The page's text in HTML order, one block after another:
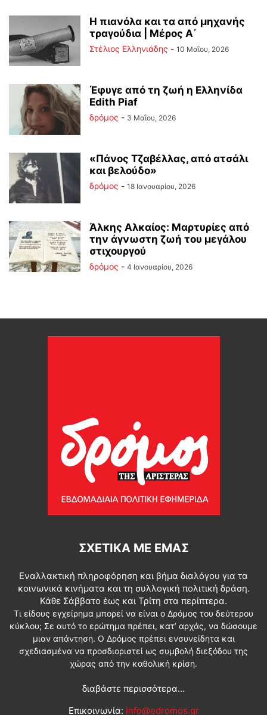
Η πιανόλα και τα από μηχανής
τραγούδια | Μέρος Α΄
Στέλιος Ελληνιάδης - 10 Μαΐου, 2026
Έφυγε από τη ζωή η Ελληνίδα
Edith Piaf
δρόμος - 3 Μαΐου, 2026
«Πάνος Τζαβέλλας, από ατσάλι
και βελούδο»
δρόμος - 18 Ιανουαρίου, 2026
Άλκης Αλκαίος: Μαρτυρίες από
την άγνωστη ζωή του μεγάλου
στιχουργού
δρόμος - 4 Ιανουαρίου, 2026
ΣΧΕΤΙΚΆ ΜΕ ΕΜΆΣ
Εναλλακτική πληροφόρηση και βήμα διαλόγου για τα
κοινωνικά κινήματα και τη συλλογική πολιτική δράση.
Κάθε Σάββατο έως και Τρίτη στα περίπτερα.
Τι είδους εγχείρημα μπορεί να είναι ο Δρόμος του δεύτερου
κύκλου; Σε αυτό το ερώτημα πρέπει, κατ’ αρχάς, να δώσουμε
μιαν απάντηση. Ο Δρόμος πρέπει ενσυνείδητα και
σχεδιασμένα να προσδιοριστεί ως συμβολή διεξόδου της
χώρας από την καθολική κρίση.
διαβάστε περισσότερα...
Επικοινωνία: info@edromos.gr